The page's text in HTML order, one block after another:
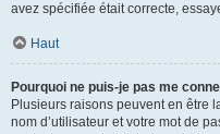
avez spécifiée était correcte,
Haut
Pourquoi ne puis-je pas me
Plusieurs raisons peuvent en être
nom d’utilisateur et votre mot de